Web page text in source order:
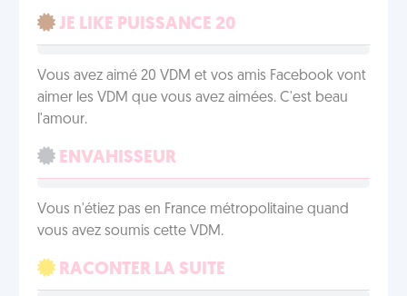
JE LIKE PUISSANCE 20
Vous avez aimé 20 VDM et vos amis Facebook vont
aimer les VDM que vous avez aimées. C'est beau
l'amour.
ENVAHISSEUR
Vous n'étiez pas en France métropolitaine quand
vous avez soumis cette VDM.
RACONTER LA SUITE